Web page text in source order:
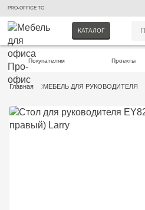
PRO-OFFICE TG
КАТАЛОГ
Покупателям Проекты
Главная МЕБЕЛЬ ДЛЯ РУКОВОДИТЕЛЯ